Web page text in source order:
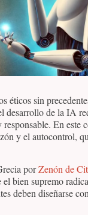
éticos sin
desarrollo de la IA
En este
y el autocontrol,
porZenón de
el bien supremo
deben diseñarse